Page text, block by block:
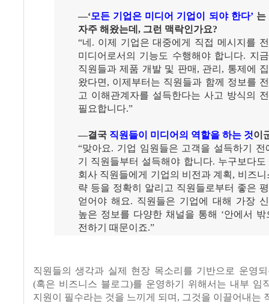
―‘모든 기업은 미디어 기업이 되야 한다’는
자주 해왔는데, 그런 맥락인가요?
“네. 이제 기업은 대중에게 직접 메시지를
미디어로서의 기능도 수행해야 합니다. 지
직원들과 제품 개발 및 판매, 관리, 통제에
왔다면, 이제부터는 직원들과 함께 정보를
고 이해관계자를 설득한다는 사고 방식의
필요합니다.”
―결국 직원들이 미디어의 역할을 하는 것이
“맞아요. 기업 임원들은 고객을 설득하기 전
기 직원들부터 설득해야 합니다. 누구보다도
회사 직원들에게 기업의 비전과 계획, 비즈니
략 등을 정확히 알리고 직원들로부터 좋은
얻어야 해요. 직원들은 기업에 대해 가장
높은 정보를 다양한 채널을 통해 ‘안에서 밖
전하기 때문이죠.”
직원들의 생각과 실제 현장 목소리를 기반으로 운영
(혹은 비즈니스 블로그)를 운영하기 위해서는 내부 임
지원이 필수라는 것을 느끼게 되며, 그것을 이끌어내는